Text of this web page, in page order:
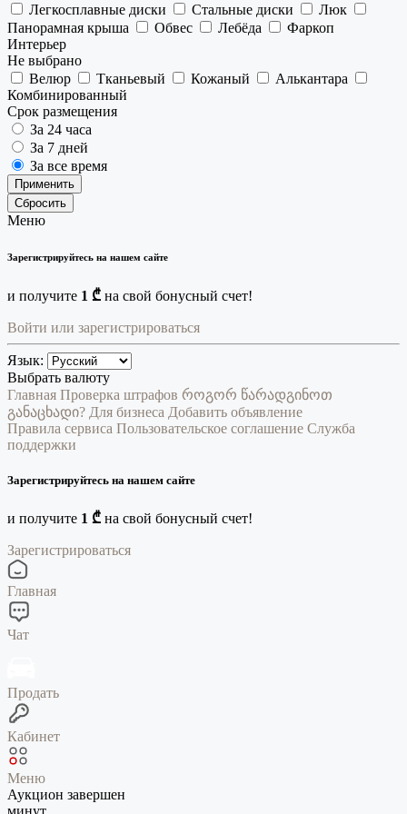
Легкосплавные диски
Стальные диски
Люк
Панорамная крыша
Обвес Лебёда
Фаркоп
Интерьер
Не выбрано
Велюр
Тканьевый Кожаный
Алькантара
Комбинированный
Срок размещения
За 24 часа
За 7 дней
За все время
Применить
Сбросить
Меню
Зарегистрируйтесь на нашем сайте
и получите 1 ₾ на свой бонусный счет!
Войти или зарегистрироваться
Язык:
Выбрать валюту
Главная Проверка штрафов როგორ წარადგინოთ
განაცხადი? Для бизнеса Добавить объявление
Правила сервиса Пользовательское соглашение Служба
поддержки
Зарегистрируйтесь на нашем сайте
и получите 1 ₾ на свой бонусный счет!
Зарегистрироваться
Главная
Чат
Продать
Кабинет
Меню
Аукцион завершен